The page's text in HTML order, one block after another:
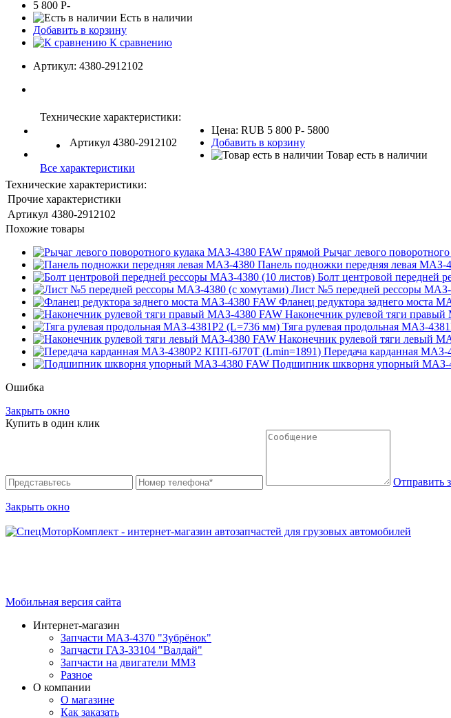
5 800 P-
Есть в наличии
Добавить в корзину
К сравнению
Артикул: 4380-2912102
Технические характеристики:
Артикул 4380-2912102
Все характеристики
Цена: RUB 5 800 P- 5800
Добавить в корзину
Товар есть в наличии
Технические характеристики:
Прочие характеристики
Артикул 4380-2912102
Похожие товары
Рычаг левого
Панель подножки передняя левая МАЗ-
Болт центровой передней
Лист №5 передней рессоры МАЗ-
Фланец редуктора заднего моста
Наконечник рулевой тяги
Тяга рулевая продольная МАЗ-
Наконечник рулевой тяги левый
Передача карданная
Подшипник шкворня упорный МАЗ-
Ошибка
Закрыть окно
Купить в один клик
Отправить
Закрыть окно
Мобильная версия сайта
Интернет-магазин
Запчасти МАЗ-4370 "Зубрёнок"
Запчасти ГАЗ-33104 "Валдай"
Запчасти на двигатели ММЗ
Разное
О компании
О магазине
Как заказать